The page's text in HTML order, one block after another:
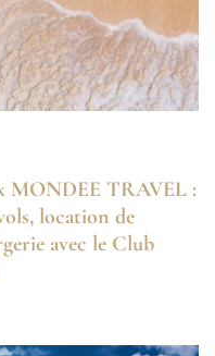
TRAVEL :
location de
avec le Club